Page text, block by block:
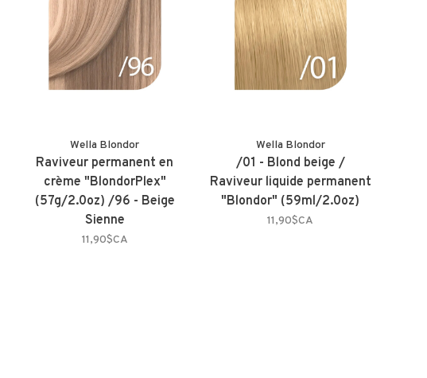
Wella Blondor
Raviveur permanent en
crème "BlondorPlex"
(57g/2.0oz) /96 - Beige
Sienne
11,90$CA
Wella Blondor
/01 - Blond beige /
Raviveur liquide permanent
"Blondor" (59ml/2.0oz)
11,90$CA